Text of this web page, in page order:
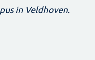
in Veldhoven.